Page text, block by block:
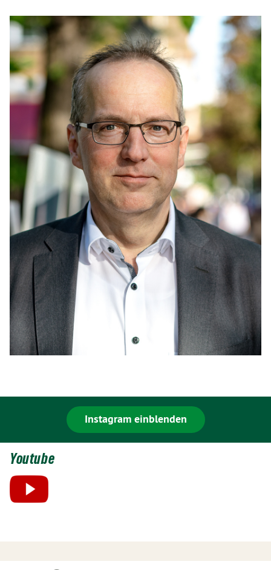
Instagram einblenden
Youtube